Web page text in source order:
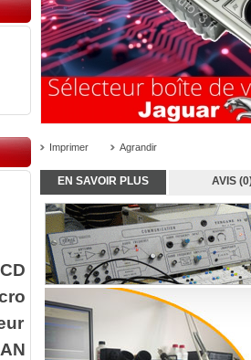
Imprimer Agrandir
EN SAVOIR PLUS AVIS